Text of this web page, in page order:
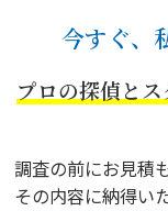
今すぐ、
プロの探偵と
調査の前にお見積
その内容に納得い